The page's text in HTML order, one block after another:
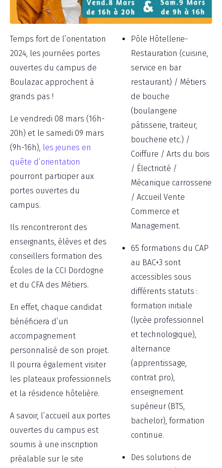
Temps fort de l’orientation
2024, les journées portes
ouvertes du campus de
Boulazac approchent à
grands pas !
Le vendredi 08 mars (16h-
20h) et le samedi 09 mars
(9h-16h), les jeunes en
quête d’orientation
pourront participer aux
portes ouvertes du
campus.
Ils rencontreront des
enseignants, élèves et des
conseillers formation des
Écoles de la CCI Dordogne
et du CFA des Métiers.
En effet, chaque candidat
bénéficiera d’un
accompagnement
personnalisé de son projet.
Il pourra également visiter
les plateaux professionnels
et la résidence hôtelière.
A savoir, l’accueil aux portes
ouvertes du campus est
soumis à une inscription
préalable sur le site
Pôle Hôtellerie-
Restauration (cuisine,
service en bar
restaurant) / Métiers
de bouche
(boulangerie
pâtisserie, traiteur,
boucherie etc.) /
Coiffure / Arts du bois
/ Électricité /
Mécanique carrosserie
/ Accueil Vente
Commerce et
Management.
65 formations du CAP
au BAC+3 sont
accessibles sous
différents statuts :
formation initiale
(lycée professionnel
et technologique),
alternance
(apprentissage,
contrat pro),
enseignement
supérieur (BTS,
bachelor), formation
continue.
Des solutions de